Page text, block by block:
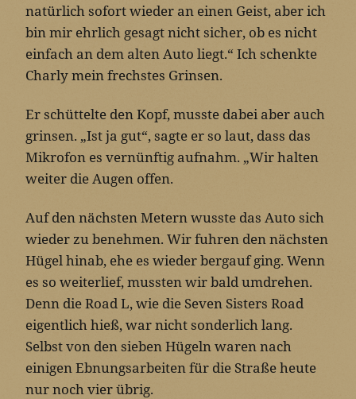
natürlich sofort wieder an einen Geist, aber ich
bin mir ehrlich gesagt nicht sicher, ob es nicht
einfach an dem alten Auto liegt.“ Ich schenkte
Charly mein frechstes Grinsen.
Er schüttelte den Kopf, musste dabei aber auch
grinsen. „Ist ja gut“, sagte er so laut, dass das
Mikrofon es vernünftig aufnahm. „Wir halten
weiter die Augen offen.
Auf den nächsten Metern wusste das Auto sich
wieder zu benehmen. Wir fuhren den nächsten
Hügel hinab, ehe es wieder bergauf ging. Wenn
es so weiterlief, mussten wir bald umdrehen.
Denn die Road L, wie die Seven Sisters Road
eigentlich hieß, war nicht sonderlich lang.
Selbst von den sieben Hügeln waren nach
einigen Ebnungsarbeiten für die Straße heute
nur noch vier übrig.